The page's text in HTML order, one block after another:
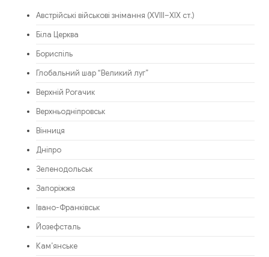
Австрійські військові знімання (XVIII–XIX ст.)
Біла Церква
Бориспіль
Глобальний шар “Великий луг”
Верхній Рогачик
Верхньодніпровськ
Вінниця
Дніпро
Зеленодольськ
Запоріжжя
Івано-Франківськ
Йозефсталь
Кам’янське